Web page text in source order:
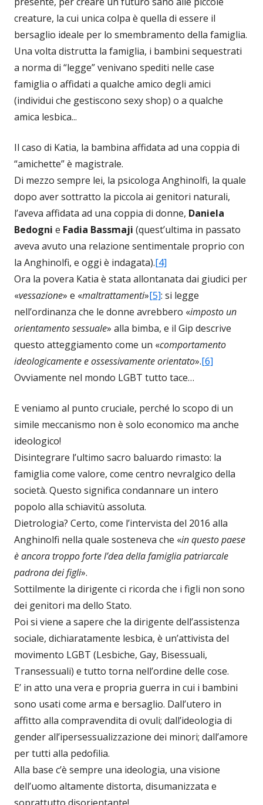
creature, la cui unica colpa è quella di essere il
bersaglio ideale per lo smembramento della famiglia.
Una volta distrutta la famiglia, i bambini sequestrati
a norma di “legge” venivano spediti nelle case
famiglia o affidati a qualche amico degli amici
(individui che gestiscono sexy shop) o a qualche
amica lesbica...
Il caso di Katia, la bambina affidata ad una coppia di
“amichette” è magistrale.
Di mezzo sempre lei, la psicologa Anghinolfi, la quale
dopo aver sottratto la piccola ai genitori naturali,
l’aveva affidata ad una coppia di donne, Daniela
Bedogni e Fadia Bassmaji (quest’ultima in passato
aveva avuto una relazione sentimentale proprio con
la Anghinolfi, e oggi è indagata).[4]
Ora la povera Katia è stata allontanata dai giudici per
«vessazione» e «maltrattamenti»[5]: si legge
nell’ordinanza che le donne avrebbero «imposto un
orientamento sessuale» alla bimba, e il Gip descrive
questo atteggiamento come un «comportamento
ideologicamente e ossessivamente orientato».[6]
Ovviamente nel mondo LGBT tutto tace…
E veniamo al punto cruciale, perché lo scopo di un
simile meccanismo non è solo economico ma anche
ideologico!
Disintegrare l’ultimo sacro baluardo rimasto: la
famiglia come valore, come centro nevralgico della
società. Questo significa condannare un intero
popolo alla schiavitù assoluta.
Dietrologia? Certo, come l’intervista del 2016 alla
Anghinolfi nella quale sosteneva che «in questo paese
è ancora troppo forte l’dea della famiglia patriarcale
padrona dei figli».
Sottilmente la dirigente ci ricorda che i figli non sono
dei genitori ma dello Stato.
Poi si viene a sapere che la dirigente dell’assistenza
sociale, dichiaratamente lesbica, è un’attivista del
movimento LGBT (Lesbiche, Gay, Bisessuali,
Transessuali) e tutto torna nell’ordine delle cose.
E’ in atto una vera e propria guerra in cui i bambini
sono usati come arma e bersaglio. Dall’utero in
affitto alla compravendita di ovuli; dall’ideologia di
gender all’ipersessualizzazione dei minori; dall’amore
per tutti alla pedofilia.
Alla base c’è sempre una ideologia, una visione
dell’uomo altamente distorta, disumanizzata e